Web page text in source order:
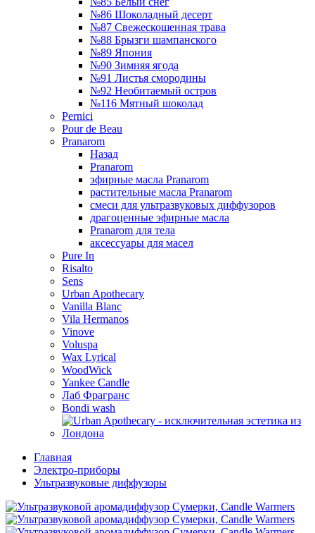
№86 Шоколадный десерт
№87 Свежескошенная трава
№88 Брызги шампанского
№89 Япония
№90 Зимняя ягода
№91 Листья смородины
№92 Необитаемый остров
№116 Мятный шоколад
Pernici
Pour de Beau
Pranarom
Назад
Pranarom
эфирные масла Pranarom
растительные масла Pranarom
смеси для ультразвуковых диффузоров
драгоценные эфирные масла
Pranarom для тела
аксессуары для масел
Pure In
Risalto
Sens
Urban Apothecary
Vanilla Blanc
Vila Hermanos
Vinove
Voluspa
Wax Lyrical
WoodWick
Yankee Candle
Лаб Фрагранс
Bondi wash
Главная
Электро-приборы
Ультразвуковые диффузоры